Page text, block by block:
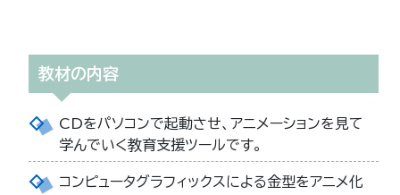
教材の内容
CDをパソコンで起動させ、アニメーションを見て
学んでいく教育支援ツールです。
コンピュータグラフィックスによる金型をアニメ化